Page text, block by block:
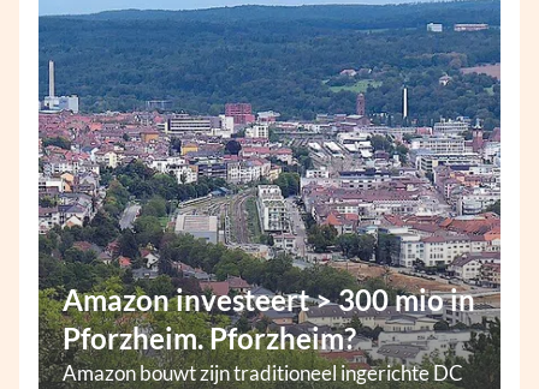
Amazon investeert > 300 mio in
Pforzheim. Pforzheim?
Amazon bouwt zijn traditioneel ingerichte DC